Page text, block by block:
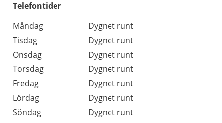
Telefontider
Måndag
Dygnet runt
Tisdag
Dygnet runt
Onsdag
Dygnet runt
Torsdag
Dygnet runt
Fredag
Dygnet runt
Lördag
Dygnet runt
Söndag
Dygnet runt